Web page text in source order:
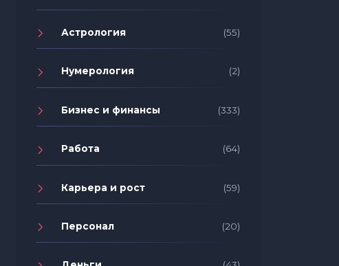
Астрология (55)
Нумерология (2)
Бизнес и финансы (333)
Работа (64)
Карьера и рост (59)
Персонал (20)